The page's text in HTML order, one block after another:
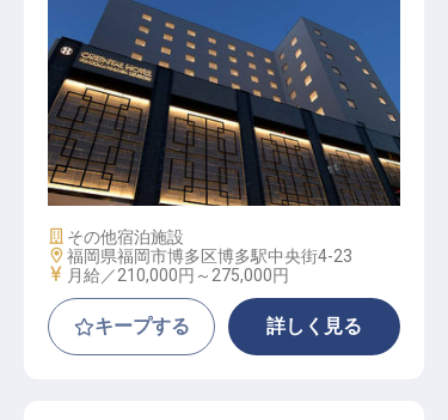
営業職（販売サービス）【オリエン
タルホテル福岡 博多ステーション】
施設業態
その他宿泊施設
勤務地
福岡県福岡市博多区博多駅中央街4-23
給与
月給／210,000円～ 275,000円
キープする 詳しく見る